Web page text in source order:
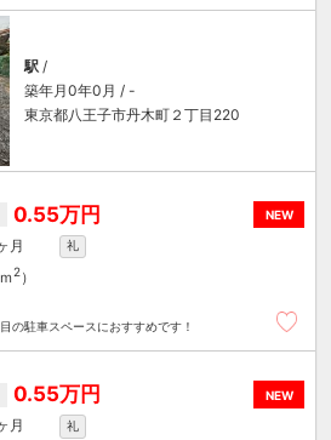
駅 /
築年月0年0月 / -
東京都八王子市丹木町２丁目220
NEW
0.55万円
月 礼
2）
の駐車スペースにおすすめです！
NEW
0.55万円
月 礼